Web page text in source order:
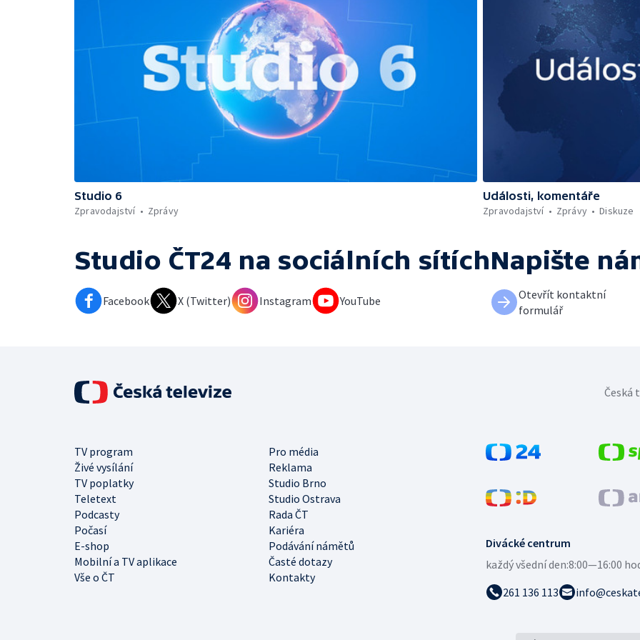
Studio 6
Zpravodajství
Zprávy
Události, komentáře
Zpravodajství
Zprávy Diskuze
Studio ČT24 na sociálních sítích
Facebook X (Twitter) Instagram YouTube
Napište
Otevřít kontaktní
formulář
Divácké centrum
každý všední den:8:00—16:00
261 136 113
TV program
Pro média
Živé vysílání
Reklama
TV poplatky
Studio Brno
Teletext
Studio Ostrava
Podcasty
Rada ČT
Počasí
Kariéra
E-shop
Podávání námětů
Mobilní a TV aplikace
Časté dotazy
Vše o ČT
Kontakty
Česká